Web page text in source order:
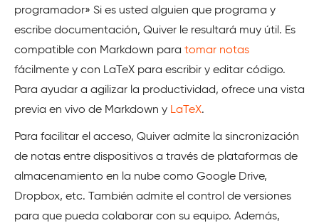
programador» Si es usted alguien que programa y
escribe documentación, Quiver le resultará muy útil. Es
compatible con Markdown para tomar notas
fácilmente y con LaTeX para escribir y editar código.
Para ayudar a agilizar la productividad, ofrece una vista
previa en vivo de Markdown y LaTeX.
Para facilitar el acceso, Quiver admite la sincronización
de notas entre dispositivos a través de plataformas de
almacenamiento en la nube como Google Drive,
Dropbox, etc. También admite el control de versiones
para que pueda colaborar con su equipo. Además,